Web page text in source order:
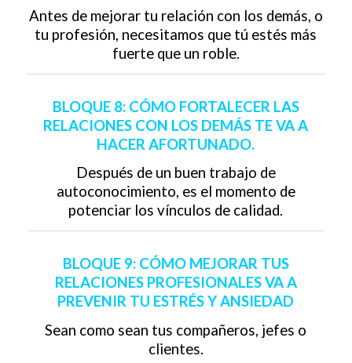
Antes de mejorar tu relación con los demás, o
tu profesión, necesitamos que tú estés más
fuerte que un roble.
BLOQUE 8: CÓMO FORTALECER LAS
RELACIONES CON LOS DEMÁS TE VA A
HACER AFORTUNADO.
Después de un buen trabajo de
autoconocimiento, es el momento de
potenciar los vínculos de calidad.
BLOQUE 9: CÓMO MEJORAR TUS
RELACIONES PROFESIONALES VA A
PREVENIR TU ESTRÉS Y ANSIEDAD
Sean como sean tus compañeros, jefes o
clientes.